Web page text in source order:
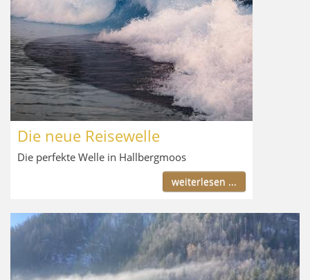
Die neue Reisewelle
Die perfekte Welle in Hallbergmoos
weiterlesen ...